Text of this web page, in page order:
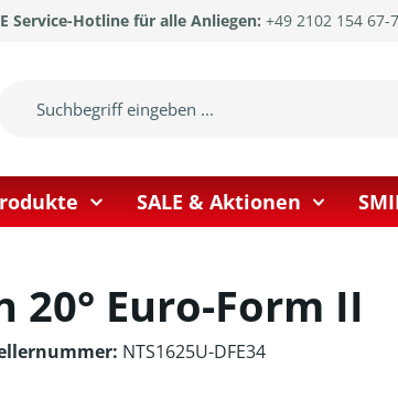
Service-Hotline für alle Anliegen: +49 2102 154 67-
SALE & Aktionen
20° Euro-Form II
NTS1625U-DFE34